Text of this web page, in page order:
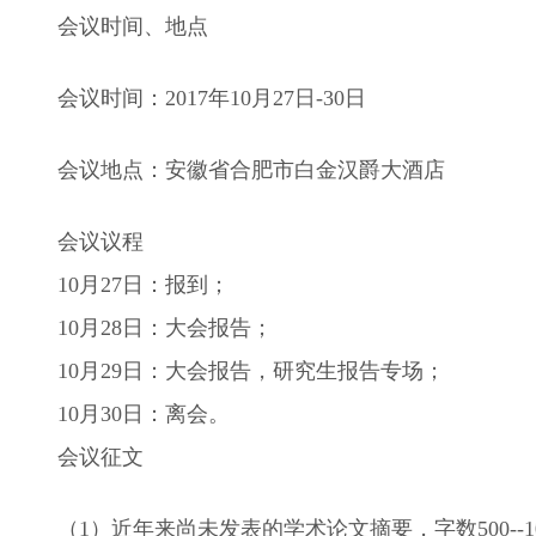
会议时间、地点
会议时间：2017年10月27日-30日
会议地点：安徽省合肥市白金汉爵大酒店
会议议程
10月27日：报到；
10月28日：大会报告；
10月29日：大会报告，研究生报告专场；
10月30日：离会。
会议征文
（1）近年来尚未发表的学术论文摘要，字数500--